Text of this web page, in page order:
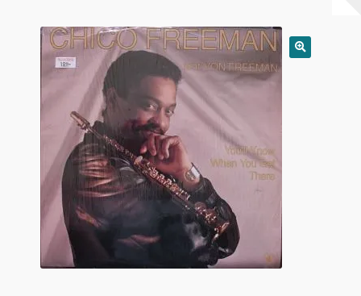
Warenkorb
Mein Konto